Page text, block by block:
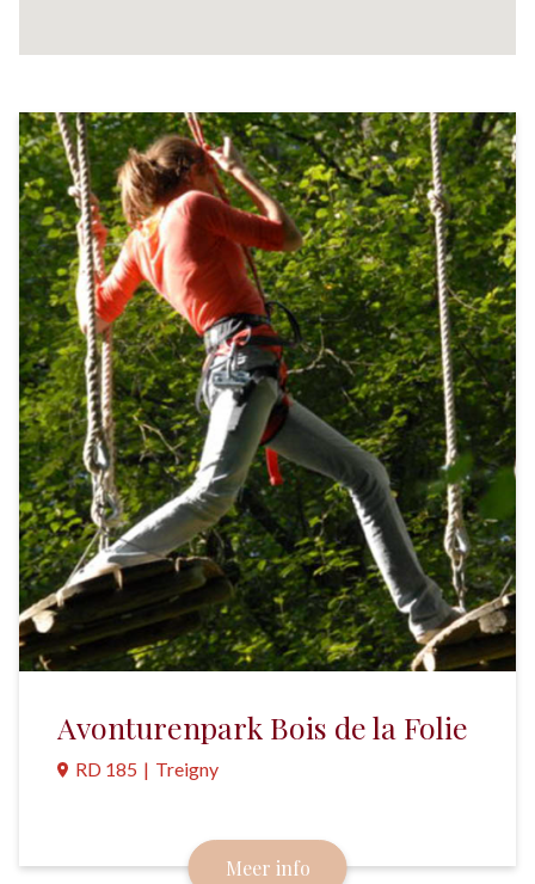
Avonturenpark Bois de la Folie
RD 185 | Treigny
parcoursen, 198 uitdagingen en meer dan 2,5
kilometer aan tokkellijnen.Meer info